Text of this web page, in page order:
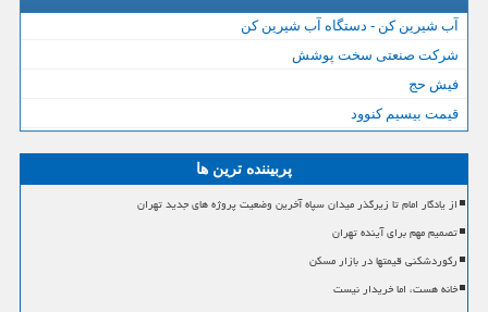
آب شیرین کن - دستگاه آب شیرین کن
شرکت صنعتی سخت پوشش
فیش حج
قیمت بیسیم کنوود
پربیننده ترین ها
از یادگار امام تا زیرگذر میدان سپاه آخرین وضعیت پروژه های جدید تهران
تصمیم مهم برای آینده تهران
رکوردشکنی قیمتها در بازار مسکن
خانه هست، اما خریدار نیست